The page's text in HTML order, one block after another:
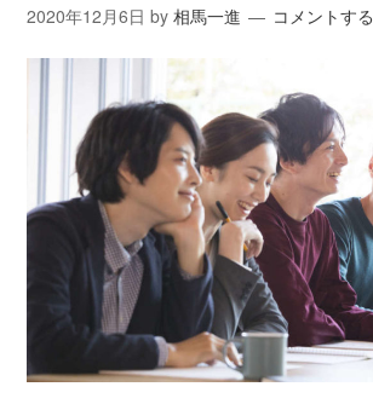
2020年12月6日 by相馬一進 コメントする